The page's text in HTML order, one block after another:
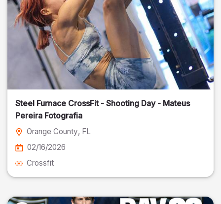
Steel Furnace CrossFit - Shooting Day - Mateus
Pereira Fotografia
Orange County, FL
02/16/2026
Crossfit